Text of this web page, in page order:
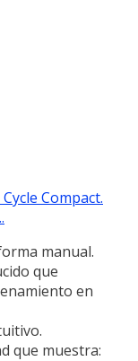
Compact.
manual.
que
en
que muestra: